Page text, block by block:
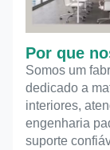
Por que
Somos um
dedicado a
interiores,
engenharia
suporte